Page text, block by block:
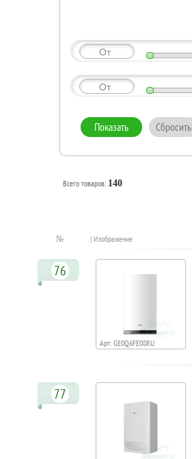
От
От
Всего товаров: 140
№ | Изображение
76
Арт: GE0Q6FE08RU
77